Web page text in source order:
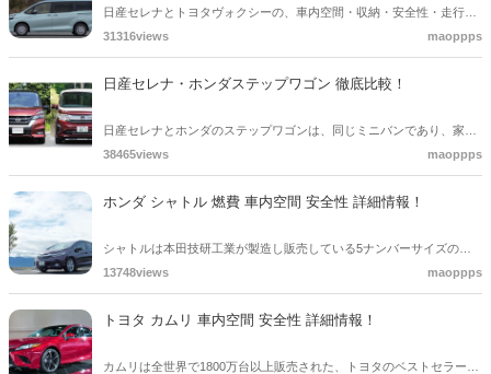
日産セレナとトヨタヴォクシーの、車内空間・収納・安全性・走行性
能について、徹底比較しました。両車種とも家族向けのミニバンとな
31316views maoppps
日産セレナ・ホンダステップワゴン 徹底比較！
日産セレナとホンダのステップワゴンは、同じミニバンであり、家族
向けというコンセプトを持っています。車内空間・収納・安全性・走
38465views maoppps
ホンダ シャトル 燃費 車内空間 安全性 詳細情報！
シャトルは本田技研工業が製造し販売している5ナンバーサイズのス
テーションワゴンです。アウトドアなどのレジャーを楽しむために開
走行性能も抜群。パワフルでスポーティでありながらも低燃費な走行
により、快適性と経済性をバランス良く実現しています。
13748views maoppps
トヨタ カムリ 車内空間 安全性 詳細情報！
カムリは全世界で1800万台以上販売された、トヨタのベストセラーカ